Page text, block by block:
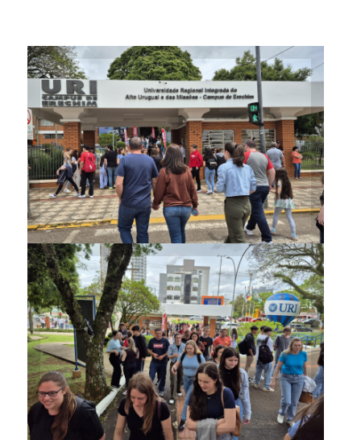
Movimentação de candidatos
começou ainda no final da
manhã
Movimentação de candidatos
começou ainda no final da
manhã